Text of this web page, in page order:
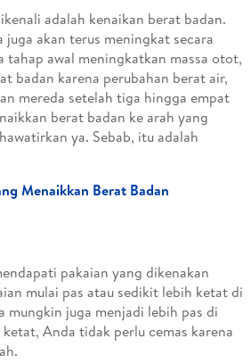
adalah kenaikan berat badan.
akan terus meningkat secara
tahap awal meningkatkan massa otot,
badan karena perubahan berat air,
mereda setelah tiga hingga empat
berat badan ke arah yang
ya. Sebab, itu adalah
Menaikkan Berat Badan
pakaian yang dikenakan
mulai pas atau sedikit lebih ketat di
mungkin juga menjadi lebih pas di
Anda tidak perlu cemas karena